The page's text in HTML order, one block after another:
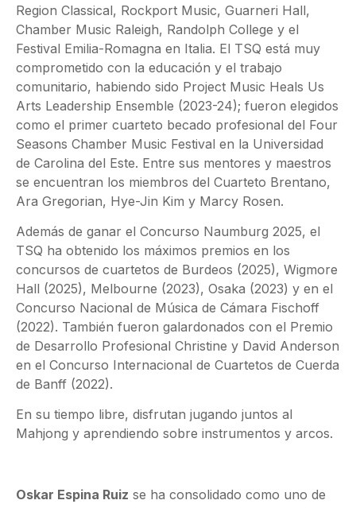
Region Classical, Rockport Music, Guarneri Hall,
Chamber Music Raleigh, Randolph College y el
Festival Emilia-Romagna en Italia. El TSQ está muy
comprometido con la educación y el trabajo
comunitario, habiendo sido Project Music Heals Us
Arts Leadership Ensemble (2023-24); fueron elegidos
como el primer cuarteto becado profesional del Four
Seasons Chamber Music Festival en la Universidad
de Carolina del Este. Entre sus mentores y maestros
se encuentran los miembros del Cuarteto Brentano,
Ara Gregorian, Hye-Jin Kim y Marcy Rosen.
Además de ganar el Concurso Naumburg 2025, el
TSQ ha obtenido los máximos premios en los
concursos de cuartetos de Burdeos (2025), Wigmore
Hall (2025), Melbourne (2023), Osaka (2023) y en el
Concurso Nacional de Música de Cámara Fischoff
(2022). También fueron galardonados con el Premio
de Desarrollo Profesional Christine y David Anderson
en el Concurso Internacional de Cuartetos de Cuerda
de Banff (2022).
En su tiempo libre, disfrutan jugando juntos al
Mahjong y aprendiendo sobre instrumentos y arcos.
Oskar Espina Ruiz se ha consolidado como uno de